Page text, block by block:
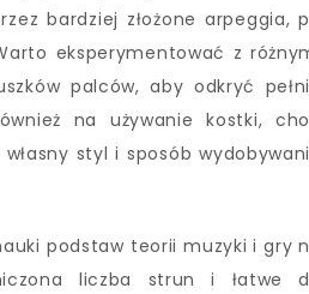
bardziej złożone arpeggia,
eksperymentować z
palców, aby odkryć
na używanie kostki,
styl i sposób
podstaw teorii muzyki i gry
liczba strun i łatwe